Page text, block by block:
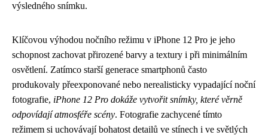
výsledného snímku.
Klíčovou výhodou nočního režimu v iPhone 12 Pro je jeho
schopnost zachovat přirozené barvy a textury i při minimálním
osvětlení. Zatímco starší generace smartphonů často
produkovaly přeexponované nebo nerealisticky vypadající noční
fotografie, iPhone 12 Pro dokáže vytvořit snímky, které věrně
odpovídají atmosféře scény. Fotografie zachycené tímto
režimem si uchovávají bohatost detailů ve stínech i ve světlých